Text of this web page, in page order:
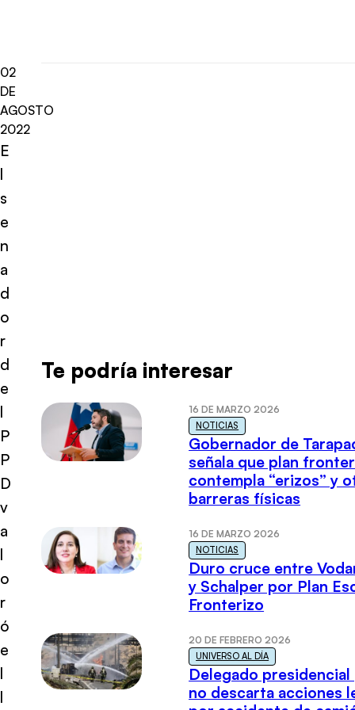
02
DE
AGOSTO
2022
E
l
s
e
n
a
d
o
r
d
e
l
P
P
D
v
a
l
o
r
ó
e
l
l
Te podría interesar
16 DE MARZO 2026
NOTICIAS
Gobernador de
señala que plan
contempla “erizos” y
barreras físicas
16 DE MARZO 2026
NOTICIAS
Duro cruce entre
y Schalper por Plan
Fronterizo
20 DE FEBRERO 2026
UNIVERSO AL DÍA
Delegado presidencial
no descarta acciones